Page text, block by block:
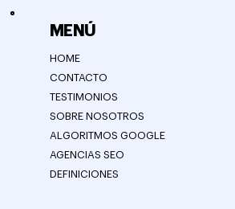
MENÚ
HOME
CONTACTO
TESTIMONIOS
SOBRE NOSOTROS
ALGORITMOS GOOGLE
AGENCIAS SEO
DEFINICIONES